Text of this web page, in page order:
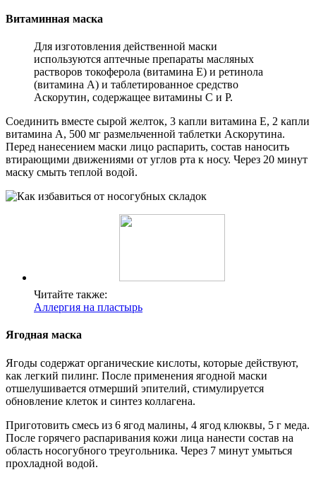
Витаминная маска
Для изготовления действенной маски
используются аптечные препараты масляных
растворов токоферола (витамина Е) и ретинола
(витамина А) и таблетированное средство
Аскорутин, содержащее витамины С и Р.
Соединить вместе сырой желток, 3 капли витамина Е, 2 капли
витамина А, 500 мг размельченной таблетки Аскорутина.
Перед нанесением маски лицо распарить, состав наносить
втирающими движениями от углов рта к носу. Через 20 минут
маску смыть теплой водой.
Читайте также:
Аллергия на пластырь
Ягодная маска
Ягоды содержат органические кислоты, которые действуют,
как легкий пилинг. После применения ягодной маски
отшелушивается отмерший эпителий, стимулируется
обновление клеток и синтез коллагена.
Приготовить смесь из 6 ягод малины, 4 ягод клюквы, 5 г меда.
После горячего распаривания кожи лица нанести состав на
область носогубного треугольника. Через 7 минут умыться
прохладной водой.